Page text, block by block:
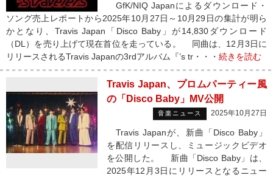
GfK/NIQ Japanによるダウンロード・
ソング売上レポートから2025年10月27日～10月29日の集計が明ら
かとなり、Travis Japan「Disco Baby」が14,830ダウンロード
（DL）を売り上げて現在首位を走っている。 同曲は、12月3日に
リリースされるTravis Japanの3rdアルバム『’s tr・・・ 続きを読む
Travis Japan、プロムパーティー風
の「Disco Baby」MV公開
音楽ニュース 2025年10月27日
Travis Japanが、新曲「Disco Baby」
を配信リリースし、ミュージックビデオ
を公開した。 新曲「Disco Baby」は、
2025年12月3日にリリースとなるニュー